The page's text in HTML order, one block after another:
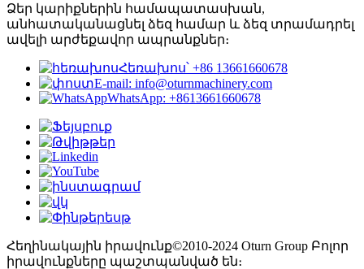
Ձեր կարիքներին համապատասխան,
անհատականացնել ձեզ համար և ձեզ տրամադրել
ավելի արժեքավոր ապրանքներ։
Հեռախոս՝ +86 13661660678
E-mail: info@oturnmachinery.com
WhatsApp: +8613661660678
Հեղինակային իրավունք©2010-2024 Oturn Group Բոլոր
իրավունքները պաշտպանված են։